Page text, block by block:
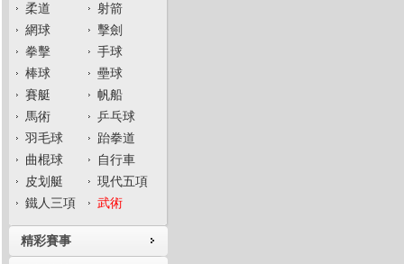
柔道
射箭
網球
擊劍
拳擊
手球
棒球
壘球
賽艇
帆船
馬術
乒乓球
羽毛球
跆拳道
曲棍球
自行車
皮划艇
現代五項
鐵人三項
武術
精彩賽事